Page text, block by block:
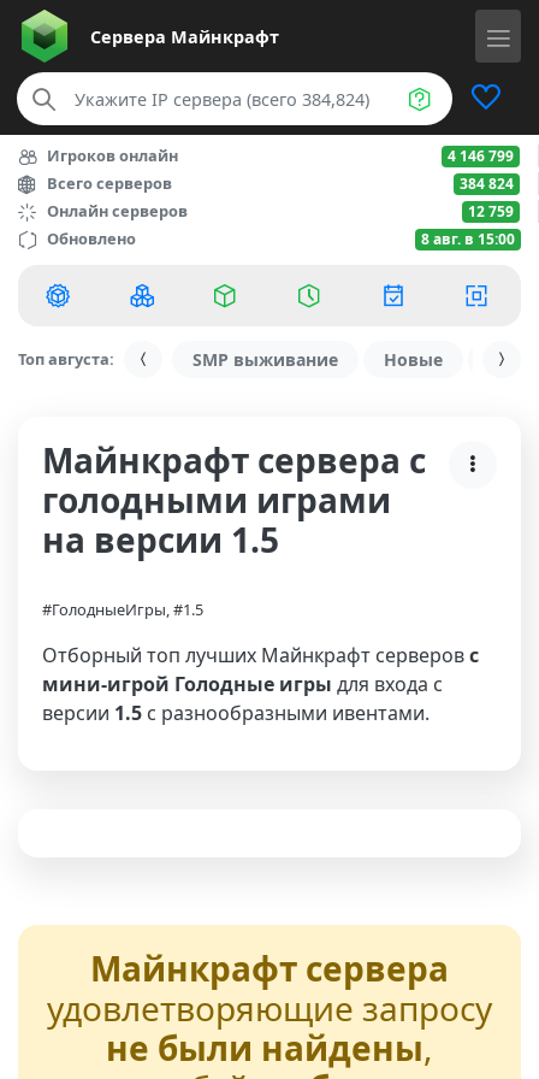
Сервера Майнкрафт
Игроков онлайн 4 146 799
Всего серверов 384 824
Онлайн серверов 12 759
Обновлено 8 авг. в 15:00
Топ августа: SMP выживание Новые С
Майнкрафт сервера с
голодными играми
на версии 1.5
#ГолодныеИгры, #1.5
Отборный топ лучших Майнкрафт серверовс
мини-игрой Голодные игры для входа с
версии 1.5 с разнообразными ивентами.
Майнкрафт сервера
удовлетворяющие запросу
не были найдены,